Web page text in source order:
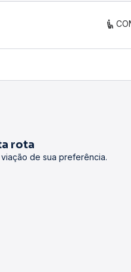
rota
de sua preferência.